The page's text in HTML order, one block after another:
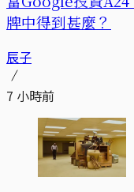
牌中得到甚麼？
辰子
7 小時前